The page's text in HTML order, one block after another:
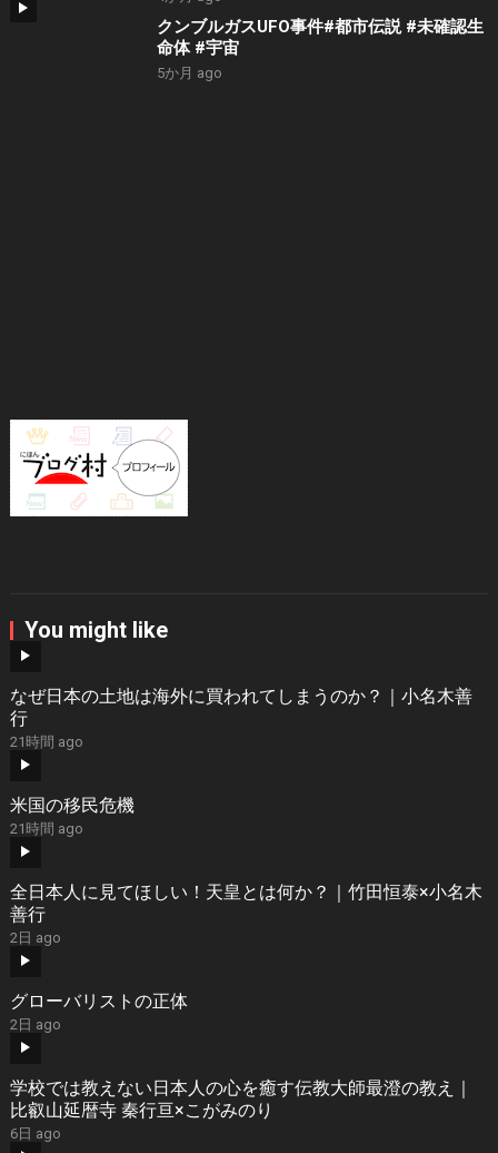
クンブルガスUFO事件#都市伝説 #未確認生
命体 #宇宙
5か月 ago
You might like
なぜ日本の土地は海外に買われてしまうのか？｜小名木善
行
21時間 ago
米国の移民危機
21時間 ago
全日本人に見てほしい！天皇とは何か？｜竹田恒泰×小名木
善行
2日 ago
グローバリストの正体
2日 ago
学校では教えない日本人の心を癒す伝教大師最澄の教え｜
比叡山延暦寺 秦行亘×こがみのり
6日 ago